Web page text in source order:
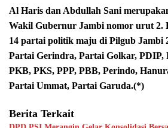
Al Haris dan Abdullah Sani
Wakil Gubernur Jambi nomor urut 2.
14 partai politik maju di Pilgub Jambi
Partai Gerindra, Partai Golkar, PDIP,
PKB, PKS, PPP, PBB, Perindo,
Partai Ummat, Partai Garuda.(*)
Berita Terkait